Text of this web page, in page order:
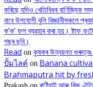
কৰিছে যদিও খেতিবিধৰ বাণিজ্যিক
বাবে উপযোগী বুলি বিজ্ঞানীসকলে
ক’ক’ ফল ব্যৱহাৰ কৰা হয়। ষ্টাফ
গছৰ ছবি।
Read on কৃষকৰ উন্নয়নত গুৰুত্বঃ
ปั้มไลค์ on Banana
Brahmaputra hit by
Prakash onৰাণীহাট আৰু কিছু